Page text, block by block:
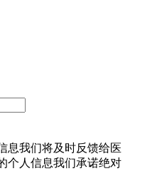
息我们将及时反馈给医
个人信息我们承诺绝对